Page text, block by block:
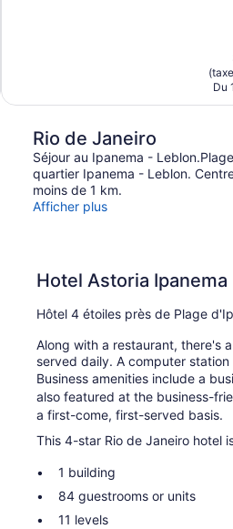
Du
Rio de Janeiro
Séjour au Ipanema -
quartier Ipanema - Leblon.
moins de 1 km.
Afficher plus
Hotel Astoria Ipanema
Hôtel 4 étoiles près de Plage
Along with a restaurant, there's
served daily. A computer
Business amenities include a
also featured at the business-
a first-come, first-served basis.
This 4-star Rio de Janeiro hotel
1 building
84 guestrooms or units
11 levels